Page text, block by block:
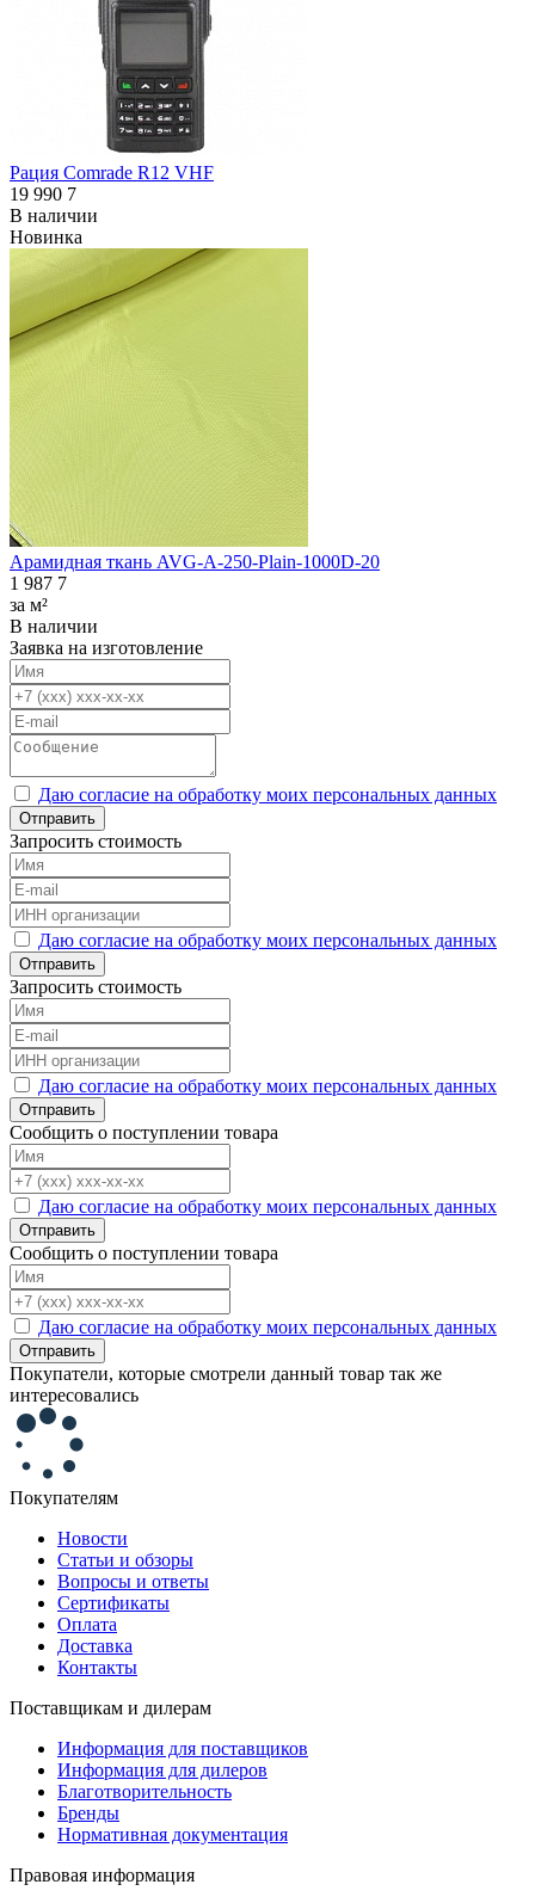
Рация Comrade R12 VHF
19 990 7
В наличии
Новинка
Арамидная ткань AVG-A-250-Plain-1000D-20
1 987 7
за м²
В наличии
Заявка на изготовление
Даю согласие на обработку моих персональных данных
Отправить
Запросить стоимость
Даю согласие на обработку моих персональных данных
Отправить
Запросить стоимость
Даю согласие на обработку моих персональных данных
Отправить
Сообщить о поступлении товара
Даю согласие на обработку моих персональных данных
Отправить
Сообщить о поступлении товара
Даю согласие на обработку моих персональных данных
Отправить
Покупатели, которые смотрели данный товар так же
интересовались
Покупателям
Новости
Статьи и обзоры
Вопросы и ответы
Сертификаты
Оплата
Доставка
Контакты
Поставщикам и дилерам
Информация для поставщиков
Информация для дилеров
Благотворительность
Бренды
Нормативная документация
Правовая информация